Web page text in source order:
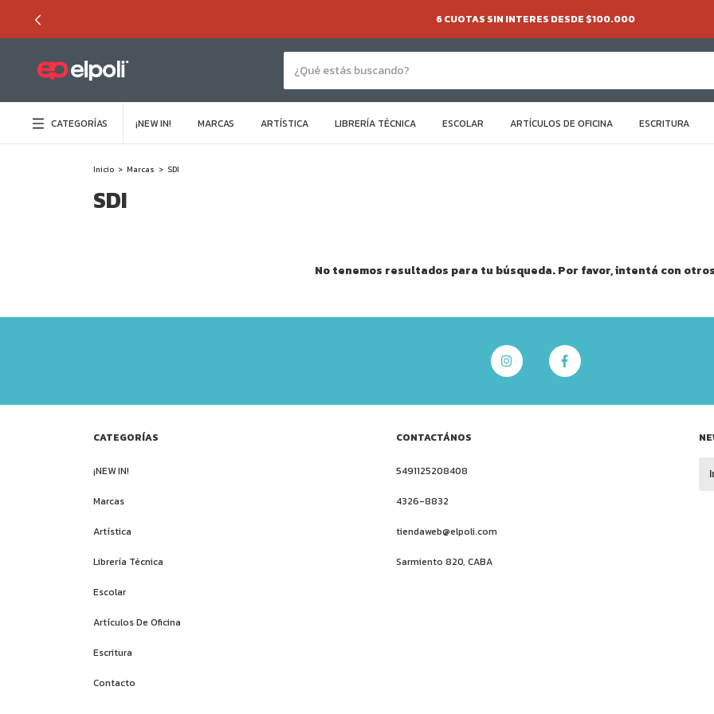
6 CUOTAS SIN INTERES DESDE $100.000
CATEGORÍAS ¡NEW IN! MARCAS ARTÍSTICA LIBRERÍA TÉCNICA ESCOLAR ARTÍCULOS DE OFICINA ESCRITURA
Inicio > Marcas > SDI
SDI
No tenemos resultados para tu búsqueda. Por favor, intentá con
CATEGORÍAS
¡NEW IN!
Marcas
Artística
Librería Técnica
Escolar
Artículos De Oficina
Escritura
Contacto
CONTACTÁNOS
5491125208408
4326-8832
tiendaweb@elpoli.com
Sarmiento 820, CABA